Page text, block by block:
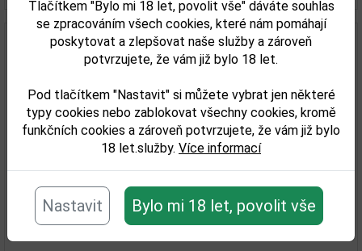
Tlačítkem "Bylo mi 18 let, povolit vše" dáváte souhlas
se zpracováním všech cookies, které nám pomáhají
poskytovat a zlepšovat naše služby a zároveň
potvrzujete, že vám již bylo 18 let.
Pod tlačítkem "Nastavit" si můžete vybrat jen některé
typy cookies nebo zablokovat všechny cookies, kromě
funkčních cookies a zároveň potvrzujete, že vám již bylo
18 let.služby. Více informací
Nastavit Bylo mi 18 let, povolit vše
Old St.Croix Naval Cadet 0,7l 42%